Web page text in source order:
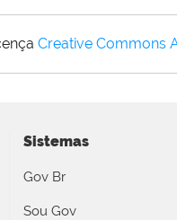
Creative Commons
Sistemas
Gov Br
Sou Gov